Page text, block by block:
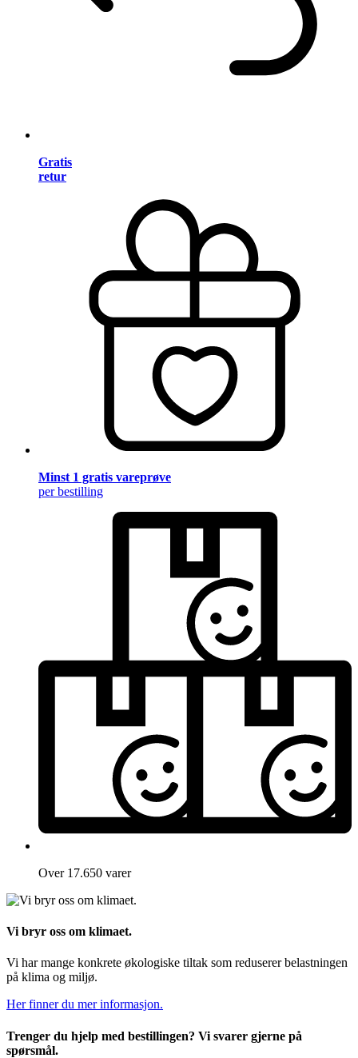
Gratis
retur
Minst 1 gratis vareprøve
per bestilling
Over 17.650 varer
Vi bryr oss om klimaet.
Vi har mange konkrete økologiske tiltak som reduserer belastningen
på klima og miljø.
Her finner du mer informasjon.
Trenger du hjelp med bestillingen? Vi svarer gjerne på
spørsmål.